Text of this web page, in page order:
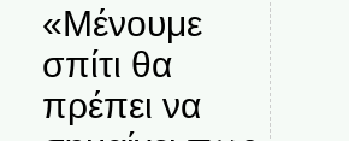
«Μένουμε
σπίτι θα
πρέπει να